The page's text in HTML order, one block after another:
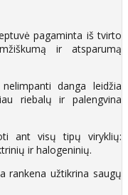
pagaminta iš tvirto
ir atsparumą
danga leidžia
riebalų ir palengvina
ant visų tipų viryklių:
ir halogeninių.​
rankena užtikrina saugų